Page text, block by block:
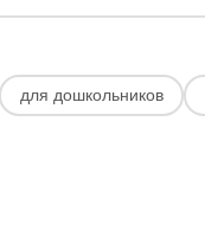
для дошкольников